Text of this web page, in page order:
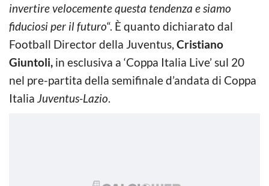
invertire velocemente questa tendenza e siamo
fiduciosi per il futuro“. È quanto dichiarato dal
Football Director della Juventus, Cristiano
Giuntoli, in esclusiva a ‘Coppa Italia Live’ sul 20
nel pre-partita della semifinale d’andata di Coppa
Italia Juventus-Lazio.